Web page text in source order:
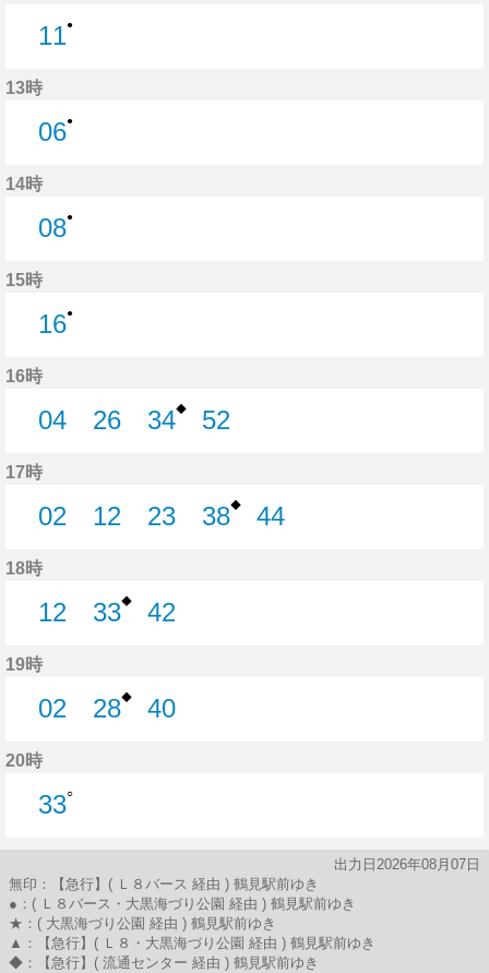
11●
13時
06●
14時
08●
15時
16●
16時
04
26
34◆
52
17時
02
12
23
38◆
44
18時
12
33◆
42
19時
02
28◆
40
20時
33○
出力日2026年08月07日
無印：【急行】( Ｌ８バース 経由 ) 鶴見駅前ゆき
●：( Ｌ８バース・大黒海づり公園 経由 ) 鶴見駅前ゆき
★：( 大黒海づり公園 経由 ) 鶴見駅前ゆき
▲：【急行】( Ｌ８・大黒海づり公園 経由 ) 鶴見駅前ゆき
◆：【急行】( 流通センター 経由 ) 鶴見駅前ゆき